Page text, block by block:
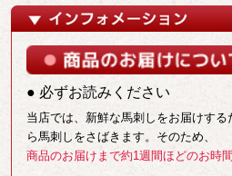
● 必ずお読みください
当店では、新鮮な馬刺しをお届けす
ら馬刺しをさばきます。そのため、
商品のお届けまで約1週間ほどのお時